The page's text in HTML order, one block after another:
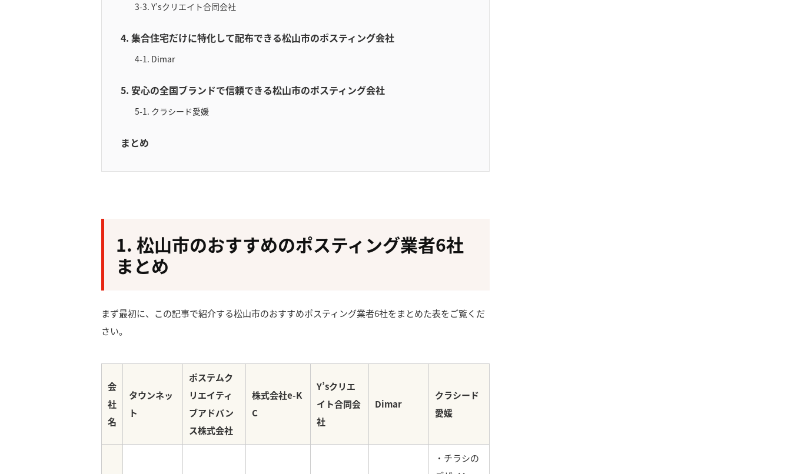
3-3. Y’sクリエイト合同会社
4. 集合住宅だけに特化して配布できる松山市のポスティング会社
4-1. Dimar
5. 安心の全国ブランドで信頼できる松山市のポスティング会社
5-1. クラシード愛媛
まとめ
1. 松山市のおすすめのポスティング業者6社
まとめ
まず最初に、この記事で紹介する松山市のおすすめポスティング業者6社をまとめた表をご覧くだ
さい。
会
社
名
タウンネッ
ト
ポステムク
リエイティ
ブアドバン
ス株式会社
株式会社e-K
C
Y’sクリエ
イト合同会
社
Dimar
クラシード
愛媛
・チラシの